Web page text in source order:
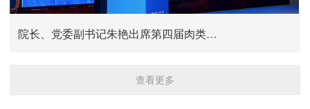
院长、党委副书记朱艳出席第四届肉类加工产业科技创新...
查看更多